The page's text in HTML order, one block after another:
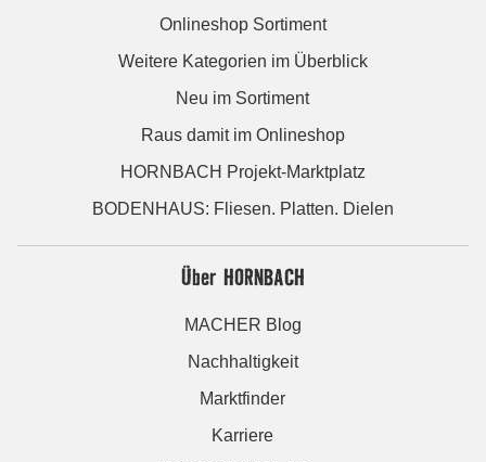
Onlineshop Sortiment
Weitere Kategorien im Überblick
Neu im Sortiment
Raus damit im Onlineshop
HORNBACH Projekt-Marktplatz
BODENHAUS: Fliesen. Platten. Dielen
Über HORNBACH
MACHER Blog
Nachhaltigkeit
Marktfinder
Karriere